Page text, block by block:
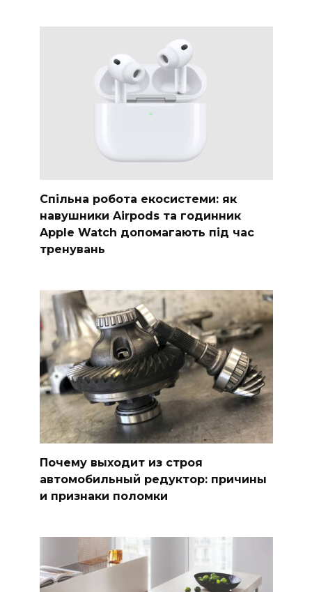
Спільна робота екосистеми: як
навушники Airpods та годинник
Apple Watch допомагають під час
тренувань
Почему выходит из строя
автомобильный редуктор: причины
и признаки поломки